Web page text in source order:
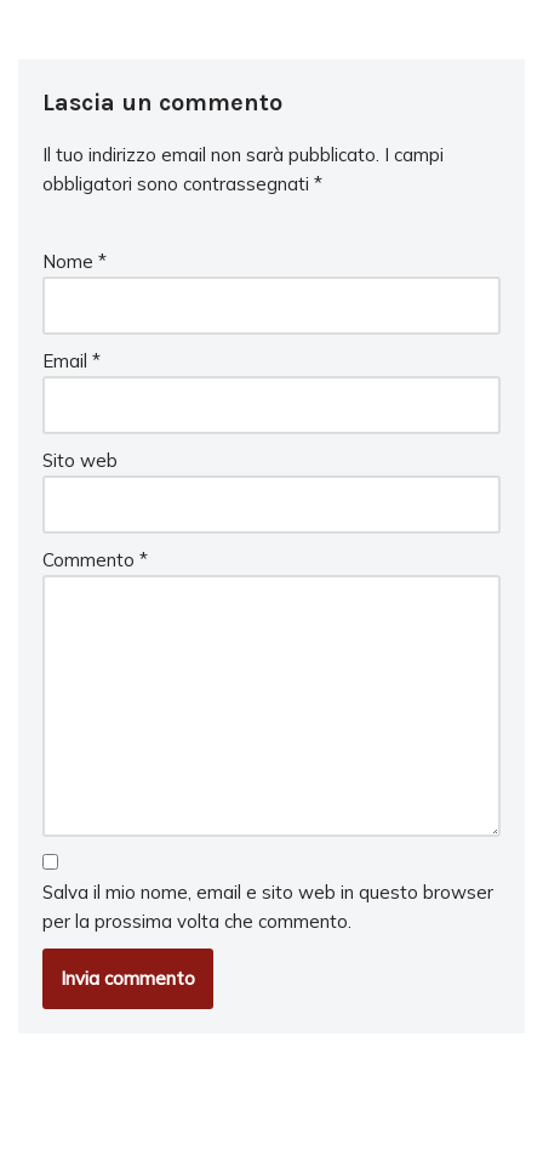
Lascia un commento
Il tuo indirizzo email non sarà pubblicato. I campi
obbligatori sono contrassegnati *
Nome *
Email *
Sito web
Commento *
Salva il mio nome, email e sito web in questo browser
per la prossima volta che commento.